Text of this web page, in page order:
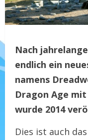
Nach
endlich ein
namens
Dragon Age
wurde 2014
Dies ist auch